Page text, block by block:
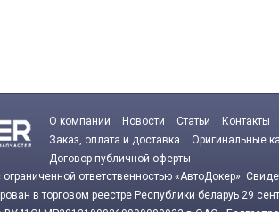
О компании Новости Статьи
Контакты
Заказ, оплата и доставка
Оригинальные
Договор публичной оферты
ограниченной ответственностью «АвтоДокер»
в торговом реестре Республики беларуь 29